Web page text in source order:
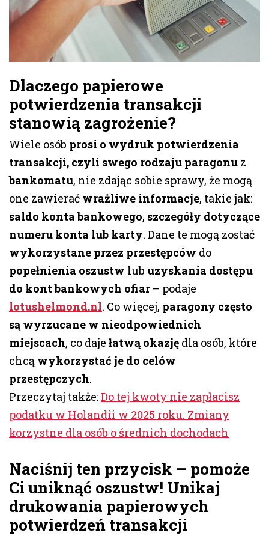
Dlaczego papierowe
potwierdzenia transakcji
stanowią zagrożenie?
Wiele osób prosi o wydruk potwierdzenia
transakcji, czyli swego rodzaju paragonu z
bankomatu, nie zdając sobie sprawy, że mogą
one zawierać wrażliwe informacje, takie jak:
saldo konta bankowego, szczegóły dotyczące
numeru konta lub karty. Dane te mogą zostać
wykorzystane przez przestępców do
popełnienia oszustw lub uzyskania dostępu
do kont bankowych ofiar – podaje
lotushelmond.nl. Co więcej, paragony często
są wyrzucane w nieodpowiednich
miejscach, co daje łatwą okazję dla osób, które
chcą wykorzystać je do celów
przestępczych.
Przeczytaj także:Do tej kwoty nie zapłacisz
podatku w Holandii w 2025 roku. Zmiany
korzystne dla osób o średnich dochodach
Naciśnij ten przycisk – pomoże
Ci uniknąć oszustw! Unikaj
drukowania papierowych
potwierdzeń transakcji